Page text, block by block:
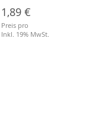
1,89 €
Preis pro
Inkl. 19% MwSt.